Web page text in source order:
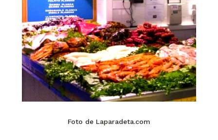
Foto de Laparadeta.com